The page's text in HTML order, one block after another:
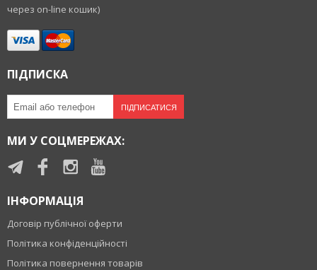
через on-line кошик)
ПІДПИСКА
ПІДПИСАТИСЯ
МИ У СОЦМЕРЕЖАХ:
ІНФОРМАЦІЯ
Договір публічної оферти
Політика конфіденційності
Політика повернення товарів